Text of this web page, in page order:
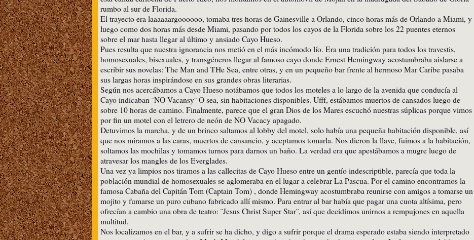
rumbo al sur de Florida.
El trayecto era laaaaaargoooooo, tomaba tres horas de Gainesville a Orlando, cinco horas más de Orlando a Miami, y
luego como dos horas más desde Miami, pasando por todos los cayos de la Florida sobre los 22 puentes eternos
sobre el mar hasta llegar al último y ansiado Cayo Hueso.
Pues resulta que nuestra ignorancia nos metió en el más incómodo lío. Era una tradición para todos los travestis,
homosexuales, bisexuales, y transgéneros llegar al famoso cayo donde Ernest Hemingway acostumbraba aislarse a
escribir sus novelas: The Man and THe Sea, entre otras, y en un pequeño bar frente al hermoso Mar Caribe pasaba
sus largas horas inspirándose en sus grandes obras literarias.
Según nos acercábamos a Cayo Hueso notábamos que todos los moteles a lo largo de la avenida que conducía al
Cayo indicaban ¨NO Vacansy¨ O sea, sin habitaciones disponibles. Ufff, estábamos muertos de cansados luego de
sobre 10 horas de camino. Finalmente, parece que el gran Dios de los Mares escuchó nuestras súplicas porque vimos
por fin un motel con el letrero de neón de NO Vacacy apagado.
Detuvimos la marcha, y de un brinco saltamos al lobby del motel, solo había una pequeña habitación disponible, así
que nos miramos a las caras, muertos de cansancio, y aceptamos tomarla. Nos dieron la llave, fuimos a la habitación,
soltamos las mochilas y tomamos turnos para darnos un baño. La verdad era que apestábamos a mugre luego de
atravesar los mangles de los Everglades.
Una vez ya limpios nos tiramos a las callecitas de Cayo Hueso entre un gentío indescriptible, parecía que toda la
población mundial de homosexuales se aglomeraba en el lugar a celebrar La Pascua. Por el camino encontramos la
famosa Cabaña del Capitán Tom (Captain Tom) , donde Hemingway acostumbraba reunirse con amigos a tomarse un
mojito y fumarse un puro cubano fabricado allí mismo. Para entrar al bar había que pagar una cuota altísima, pero
ofrecían a cambio una obra de teatro: ¨Jesus Christ Super Star¨, así que decidimos unirnos a rempujones en aquella
multitud.
Nos localizamos en el bar, y a sufrir se ha dicho, y digo a sufrir porque el drama esperado estaba siendo interpretado